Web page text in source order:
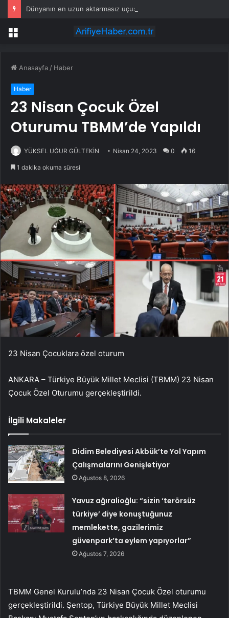
Menü
Anasayfa / Haber
Haber
23 Nisan Çocuk Özel
Oturumu TBMM’de Yapıldı
YÜKSEL UĞUR GÜLTEKİN Nisan 24, 2023 0 16
1 dakika okuma süresi
23 Nisan Çocuklara özel oturum
ANKARA – Türkiye Büyük Millet Meclisi (TBMM) 23 Nisan
Çocuk Özel Oturumu gerçekleştirildi.
İlgili Makaleler
Didim Belediyesi Akbük’te Yol Yapım
Çalışmalarını Genişletiyor
Ağustos 8, 2026
Yavuz ağıralioğlu: “sizin ‘terörsüz
türkiye’ diye konuştuğunuz
memlekette, gazilerimiz
güvenpark’ta eylem yapıyorlar”
Ağustos 7, 2026
TBMM Genel Kurulu’nda 23 Nisan Çocuk Özel oturumu
gerçekleştirildi. Şentop, Türkiye Büyük Millet Meclisi